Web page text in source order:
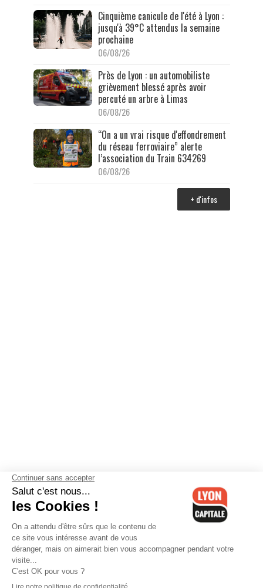
Cinquième canicule de l'été à Lyon :
jusqu'à 39°C attendus la semaine
prochaine
06/08/26
Près de Lyon : un automobiliste
grièvement blessé après avoir
percuté un arbre à Limas
06/08/26
“On a un vrai risque d'effondrement
du réseau ferroviaire” alerte
l’association du Train 634269
06/08/26
+ d'infos